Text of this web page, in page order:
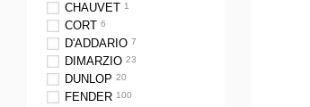
CHAUVET 1
CORT 6
D'ADDARIO 7
DIMARZIO 23
DUNLOP 20
FENDER 100